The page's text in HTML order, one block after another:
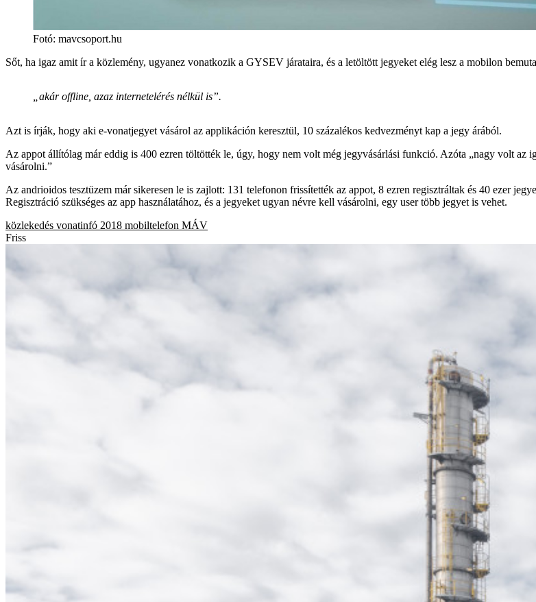
Fotó: mavcsoport.hu
Sőt, ha igaz amit ír a közlemény, ugyanez vonatkozik a GYSEV járataira, és a letöltött jegyeket elég lesz a mobilon
„akár offline, azaz internetelérés nélkül is”.
Azt is írják, hogy aki e-vonatjegyet vásárol az applikáción keresztül, 10 százalékos kedvezményt kap a jegy árából.
Az appot állítólag már eddig is 400 ezren töltötték le, úgy, hogy nem volt még jegyvásárlási funkció. Azóta „nagy volt az
vásárolni.”
Az andrioidos tesztüzem már sikeresen le is zajlott: 131 telefonon frissítették az appot, 8 ezren regisztráltak és 40 ezer
Regisztráció szükséges az app használatához, és a jegyeket ugyan névre kell vásárolni, egy user több jegyet is vehet.
közlekedés vonatinfó 2018 mobiltelefon MÁV
Friss